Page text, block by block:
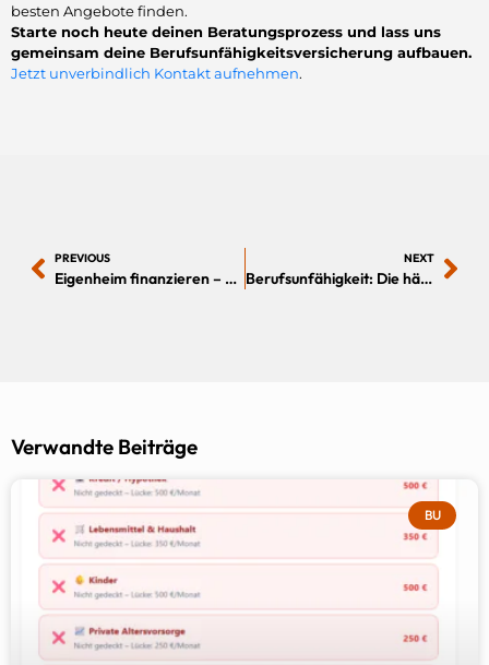
besten Angebote finden.
Starte noch heute deinen Beratungsprozess und lass uns
gemeinsam deine Berufsunfähigkeitsversicherung aufbauen.
Jetzt unverbindlich Kontakt aufnehmen.
PREVIOUS
Eigenheim finanzieren – Dein Schritt-für-Schritt-Plan zum eigenen Zuhause
NEXT
Berufsunfähigkeit: Die häufigsten Ursachen und wie du dich absicherst
Verwandte Beiträge
BU